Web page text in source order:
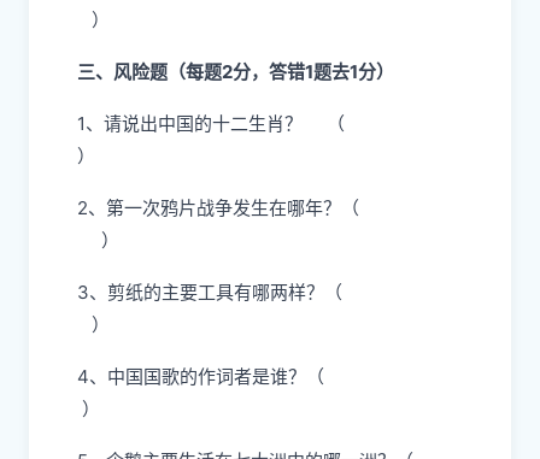
）
三、风险题（每题2分，答错1题去1分）
1、请说出中国的十二生肖？ （
）
2、第一次鸦片战争发生在哪年？（
）
3、剪纸的主要工具有哪两样？（
）
4、中国国歌的作词者是谁？（
）